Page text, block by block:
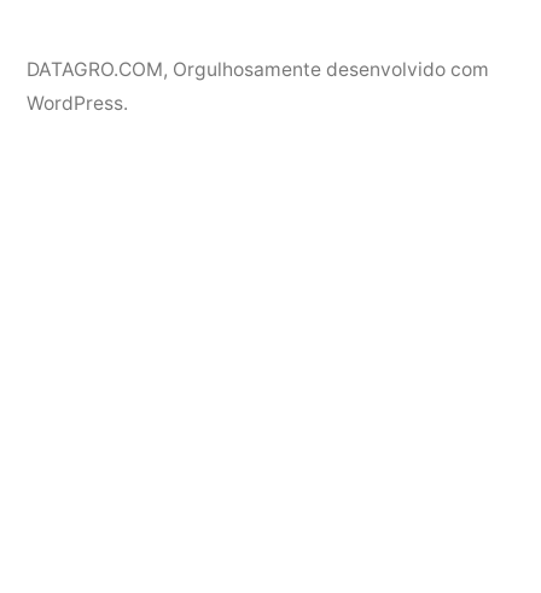
DATAGRO.COM, Orgulhosamente desenvolvido com
WordPress.